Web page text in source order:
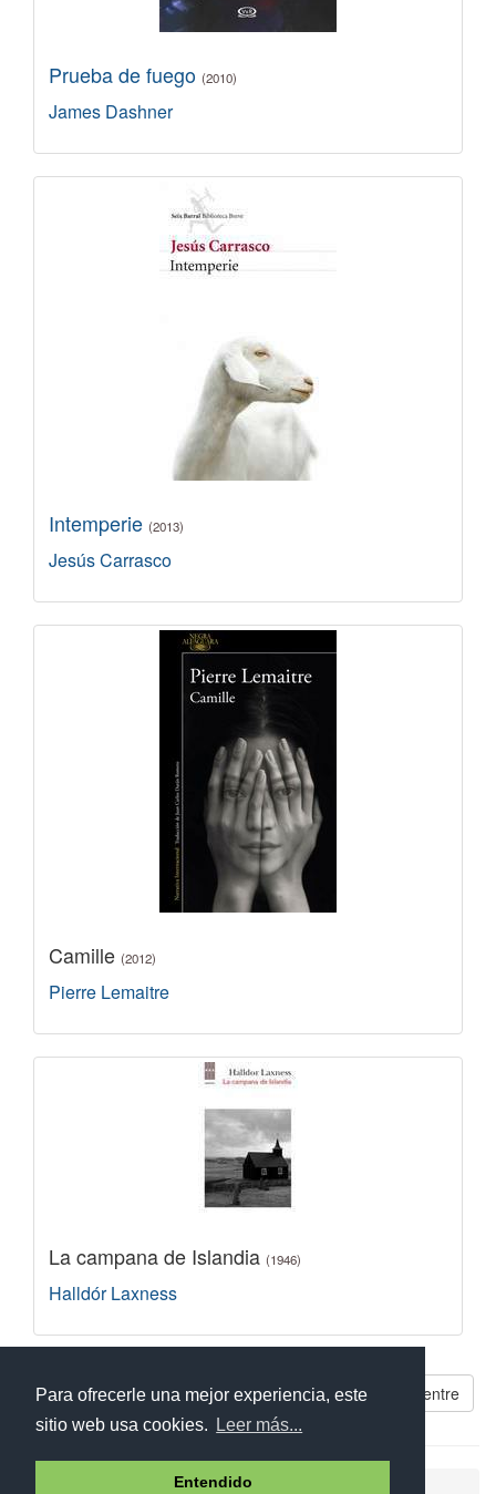
Para ofrecerle una mejor experiencia, este
sitio web usa cookies.
Leer más...
Entendido
Prueba de fuego (2010)
James Dashner
Intemperie (2013)
Jesús Carrasco
Camille (2012)
Pierre Lemaitre
La campana de Islandia (1946)
Halldór Laxness
Libros parecidos a Donde nadie te encuentre
Aviso legal